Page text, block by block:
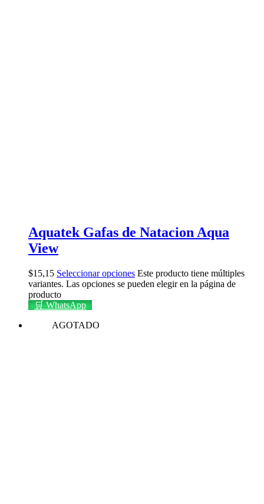
Aquatek Gafas de Natacion Aqua
View
$15,15 Seleccionar opciones Este producto tiene múltiples
variantes. Las opciones se pueden elegir en la página de
producto
🛒 WhatsApp
AGOTADO